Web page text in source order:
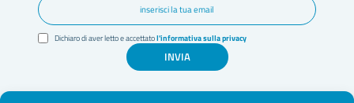
Dichiaro di aver letto e accettatol'informativa sulla privacy
INVIA